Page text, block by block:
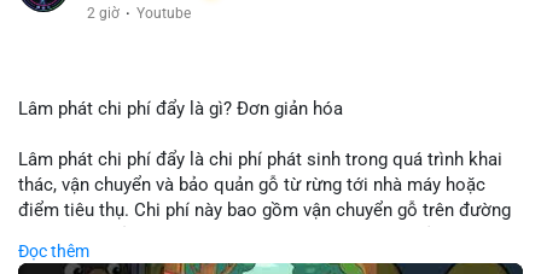
2 giờ · Youtube
Lâm phát chi phí đẩy là gì? Đơn giản hóa
Lâm phát chi phí đẩy là chi phí phát sinh trong quá trình khai
thác, vận chuyển và bảo quản gỗ từ rừng tới nhà máy hoặc
điểm tiêu thụ. Chi phí này bao gồm vận chuyển gỗ trên đường
điều kiện địa hình. Việc hiểu rõ chi phí đẩy giúp doanh nghiệp
Đọc thêm